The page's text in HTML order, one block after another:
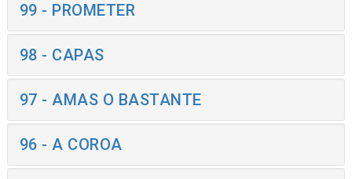
99 - PROMETER
98 - CAPAS
97 - AMAS O BASTANTE
96 - A COROA